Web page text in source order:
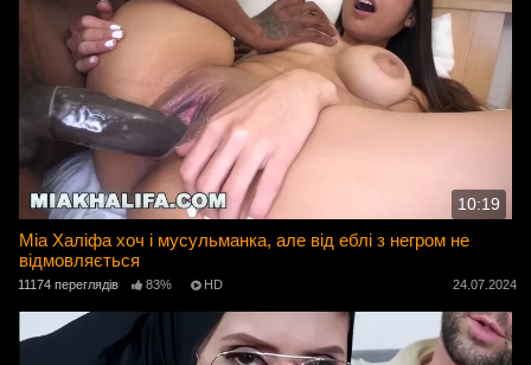
10:19
Міа Халіфа хоч і мусульманка, але від еблі з негром не
відмовляється
11174 переглядів 83% HD 24.07.2024